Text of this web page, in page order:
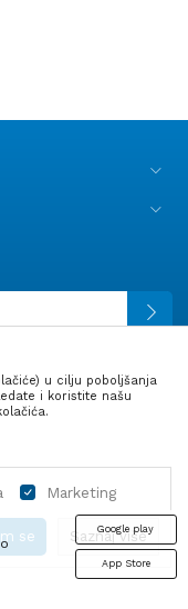
Google play
App Store
Ulje i tečnosti
u cilju poboljšanja
i koristite našu
Marketing
Saznaj više
se